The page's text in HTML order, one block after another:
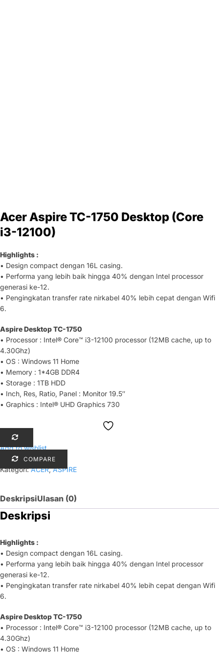
Acer Aspire TC-1750 Desktop (Core
i3-12100)
Highlights :
• Design compact dengan 16L casing.
• Performa yang lebih baik hingga 40% dengan Intel processor
generasi ke-12.
• Pengingkatan transfer rate nirkabel 40% lebih cepat dengan Wifi
6.
Aspire Desktop TC-1750
• Processor : Intel® Core™ i3-12100 processor (12MB cache, up to
4.30Ghz)
• OS : Windows 11 Home
• Memory : 1*4GB DDR4
• Storage : 1TB HDD
• Inch, Res, Ratio, Panel : Monitor 19.5″
• Graphics : Intel® UHD Graphics 730
Add to wishlist
COMPARE
Kategori:ACER,ASPIRE
DeskripsiUlasan (0)
Deskripsi
Highlights :
• Design compact dengan 16L casing.
• Performa yang lebih baik hingga 40% dengan Intel processor
generasi ke-12.
• Pengingkatan transfer rate nirkabel 40% lebih cepat dengan Wifi
6.
Aspire Desktop TC-1750
• Processor : Intel® Core™ i3-12100 processor (12MB cache, up to
4.30Ghz)
• OS : Windows 11 Home